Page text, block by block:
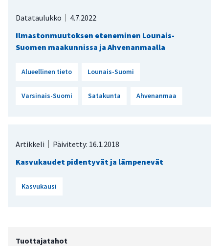
Datataulukko
4.7.2022
Ilmastonmuutoksen eteneminen Lounais-
Suomen maakunnissa ja Ahvenanmaalla
Alueellinen tieto Lounais-Suomi
Varsinais-Suomi Satakunta Ahvenanmaa
Artikkeli
Päivitetty: 16.1.2018
Kasvukaudet pidentyvät ja lämpenevät
Kasvukausi
Tuottajatahot